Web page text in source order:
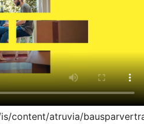
content/atruvia/